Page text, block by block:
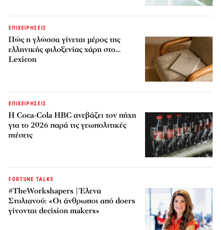
ΕΠΙΧΕΙΡΗΣΕΙΣ
Πώς η γλώσσα γίνεται μέρος της
ελληνικής φιλοξενίας χάρη στο…
Lexicon
ΕΠΙΧΕΙΡΗΣΕΙΣ
Η Coca-Cola HBC ανεβάζει τον πήχη
για το 2026 παρά τις γεωπολιτικές
πιέσεις
FORTUNE TALKS
#TheWorkshapers | Έλενα
Στυλιανού: «Οι άνθρωποι από doers
γίνονται decision makers»